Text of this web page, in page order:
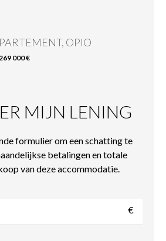
OPIO
000 €
MIJN LENING
formulier om een schatting te
betalingen en totale
van deze accommodatie.
€